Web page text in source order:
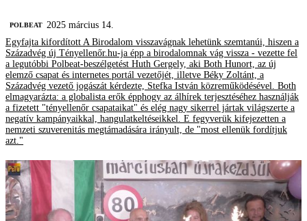
‎POLBEAT
2025 március 14.
Egyfajta kifordított A Birodalom visszavágnak lehetünk szemtanúi, hiszen a
Századvég új Tényellenőr.hu-ja épp a birodalomnak vág vissza - vezette fel
a legutóbbi Polbeat-beszélgetést Huth Gergely, aki Both Hunort, az új
elemző csapat és internetes portál vezetőjét, illetve Béky Zoltánt, a
Századvég vezető jogászát kérdezte, Stefka István közreműködésével. Both
elmagyarázta: a globalista erők épphogy az álhírek terjesztéséhez használják
a fizetett "tényellenőr csapataikat" és elég nagy sikerrel jártak világszerte a
negatív kampányaikkal, hangulatkeltéseikkel. E fegyverük kifejezetten a
nemzeti szuverenitás megtámadására irányult, de "most ellenük fordítjuk
azt."